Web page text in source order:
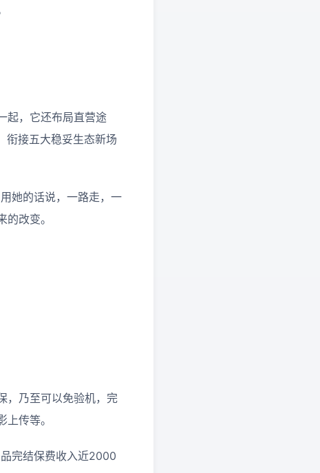
起，它还布局直营途
衔接五大稳妥生态新场
她的话说，一路走，一
改变。
，乃至可以免验机，完
传等。
完结保费收入近2000